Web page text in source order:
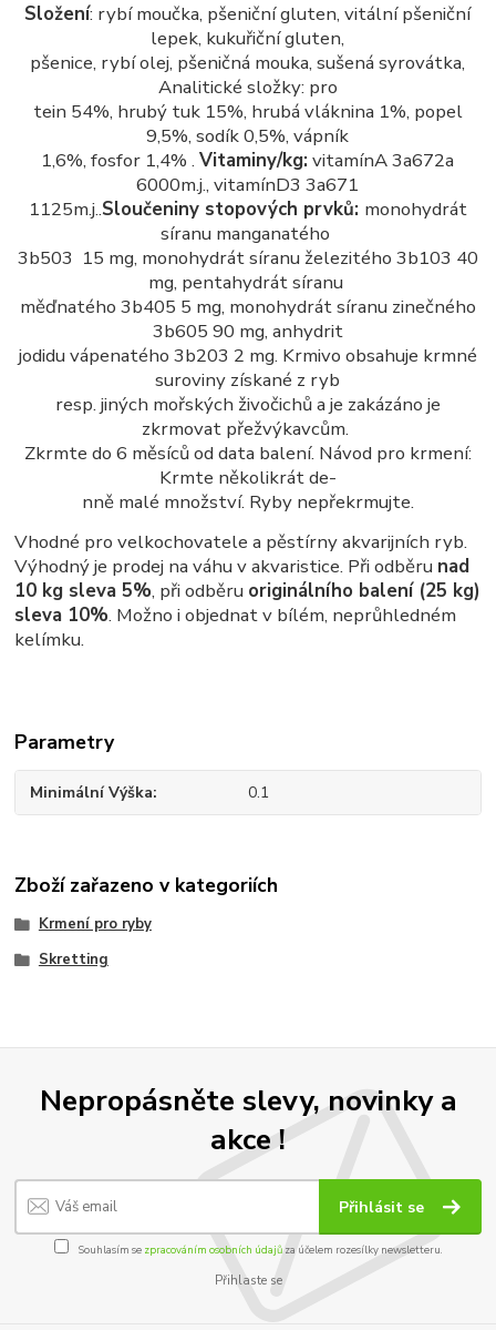
Složení: rybí moučka, pšeniční gluten, vitální pšeniční
lepek, kukuřiční gluten,
pšenice, rybí olej, pšeničná mouka, sušená syrovátka,
Analitické složky: pro
tein 54%, hrubý tuk 15%, hrubá vláknina 1%, popel
9,5%, sodík 0,5%, vápník
1,6%, fosfor 1,4% .Vitaminy/kg: vitamínA 3a672a
6000m.j., vitamínD3 3a671
1125m.j..Sloučeniny stopových prvků: monohydrát
síranu manganatého
3b503 15 mg, monohydrát síranu železitého 3b103 40
mg, pentahydrát síranu
měďnatého 3b405 5 mg, monohydrát síranu zinečného
3b605 90 mg, anhydrit
jodidu vápenatého 3b203 2 mg. Krmivo obsahuje krmné
suroviny získané z ryb
resp. jiných mořských živočichů a je zakázáno je
zkrmovat přežvýkavcům.
Zkrmte do 6 měsíců od data balení. Návod pro krmení:
Krmte několikrát de-
nně malé množství. Ryby nepřekrmujte.
Vhodné pro velkochovatele a pěstírny akvarijních ryb.
Výhodný je prodej na váhu v akvaristice. Při odběru nad
10 kg sleva 5%, při odběru originálního balení (25 kg)
sleva 10%. Možno i objednat v bílém, neprůhledném
kelímku.
Parametry
Minimální Výška 0.1
Zboží zařazeno v kategoriích
Krmení pro ryby
Skretting
Nepropásněte slevy, novinky a
akce !
Přihlásit se
Souhlasím se zpracováním osobních údajůza účelem rozesílky newsletteru.
Přihlaste se